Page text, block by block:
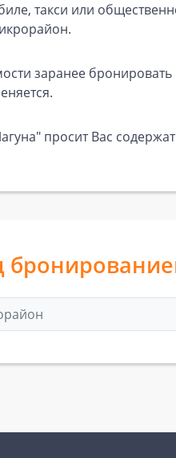
такси или
заранее бронировать
просит Вас